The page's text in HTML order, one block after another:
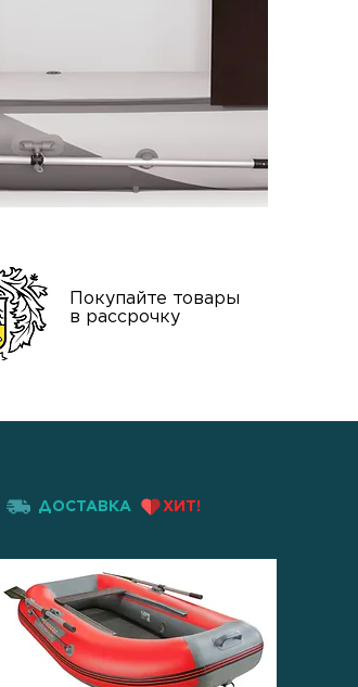
Покупайте товары
в рассрочку
ДОСТАВКА ХИТ!